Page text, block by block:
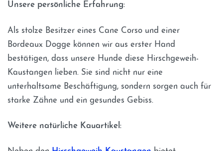
Unsere persönliche Erfahrung:
Als stolze Besitzer eines Cane Corso und einer
Bordeaux Dogge können wir aus erster Hand
bestätigen, dass unsere Hunde diese Hirschgeweih-
Kaustangen lieben. Sie sind nicht nur eine
unterhaltsame Beschäftigung, sondern sorgen auch für
starke Zähne und ein gesundes Gebiss.
Weitere natürliche Kauartikel: